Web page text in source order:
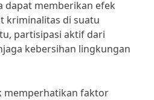
dapat memberikan efek
kriminalitas di suatu
partisipasi aktif dari
kebersihan lingkungan
memperhatikan faktor